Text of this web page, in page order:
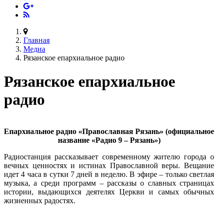
Главная
Медиа
Рязанское епархиальное радио
Рязанское епархиальное
радио
Епархиальное радио «Православная Рязань» (официальное
название «Радио 9 – Рязань»)
Радиостанция рассказывает современному жителю города о
вечных ценностях и истинах Православной веры. Вещание
идет 4 часа в сутки 7 дней в неделю. В эфире – только светлая
музыка, а среди программ – рассказы о славных страницах
истории, выдающихся деятелях Церкви и самых обычных
жизненных радостях.